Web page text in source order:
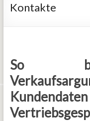
Kontakte
So